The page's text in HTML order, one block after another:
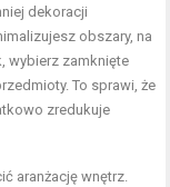
dekoracji
obszary, na
wybierz zamknięte
To sprawi, że
zredukuje
aranżację wnętrz.